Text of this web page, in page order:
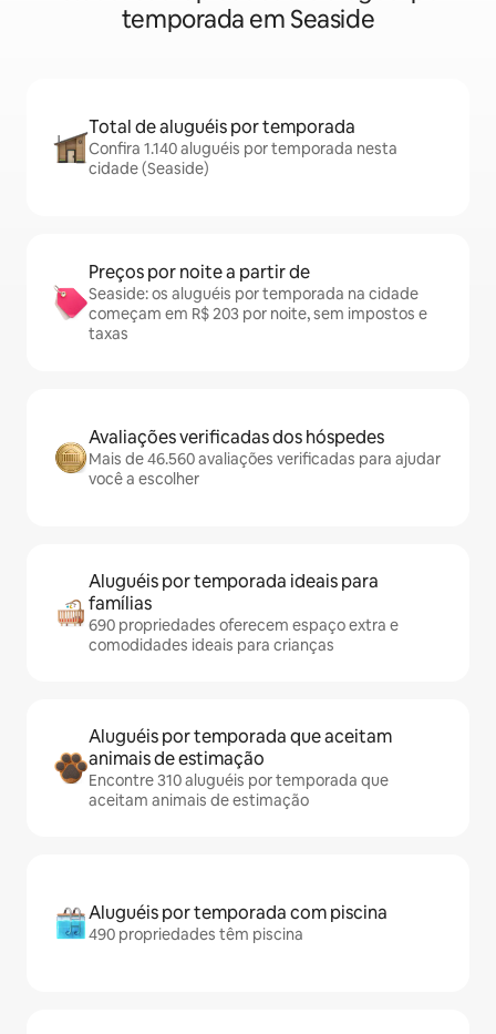
temporada em Seaside
Total de aluguéis por temporada
Confira 1.140 aluguéis por temporada nesta
cidade (Seaside)
Preços por noite a partir de
Seaside: os aluguéis por temporada na cidade
começam em R$ 203 por noite, sem impostos e
taxas
Avaliações verificadas dos hóspedes
Mais de 46.560 avaliações verificadas para ajudar
você a escolher
Aluguéis por temporada ideais para
famílias
690 propriedades oferecem espaço extra e
comodidades ideais para crianças
Aluguéis por temporada que aceitam
animais de estimação
Encontre 310 aluguéis por temporada que
aceitam animais de estimação
Aluguéis por temporada com piscina
490 propriedades têm piscina